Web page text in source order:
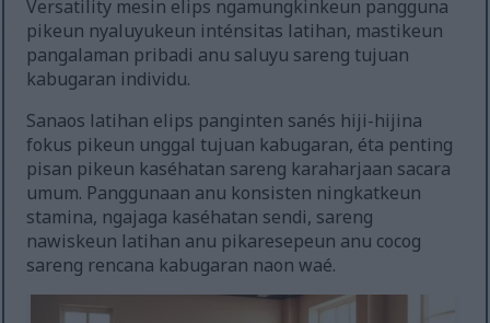
Versatility mesin elips ngamungkinkeun pangguna
pikeun nyaluyukeun inténsitas latihan, mastikeun
pangalaman pribadi anu saluyu sareng tujuan
kabugaran individu.
Sanaos latihan elips panginten sanés hiji-hijina
fokus pikeun unggal tujuan kabugaran, éta penting
pisan pikeun kaséhatan sareng karaharjaan sacara
umum. Panggunaan anu konsisten ningkatkeun
stamina, ngajaga kaséhatan sendi, sareng
nawiskeun latihan anu pikaresepeun anu cocog
sareng rencana kabugaran naon waé.